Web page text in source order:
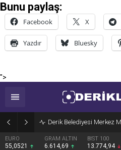
Bunu paylaş:
Facebook X
Yazdır Bluesky
">
EURO
55,0521
GRAM ALTIN
6.614,69
BIST 100
13.774,94